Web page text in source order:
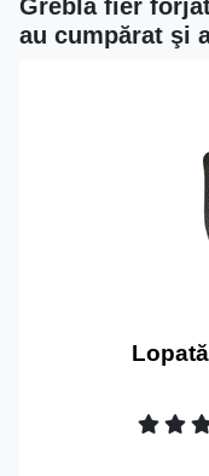
Greblă fier
au cumpărat şi